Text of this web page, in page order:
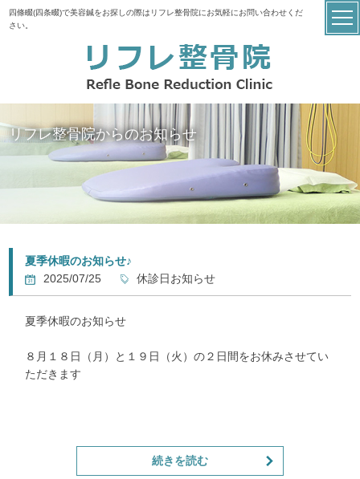
四條畷(四条畷)で美容鍼をお探しの際はリフレ整骨院にお気軽にお問い合わせくだ
さい。
リフレ整骨院からのお知らせ
夏季休暇のお知らせ♪
2025/07/25
休診日お知らせ
夏季休暇のお知らせ
８月１８日（月）と１９日（火）の２日間をお休みさせてい
ただきます
続きを読む